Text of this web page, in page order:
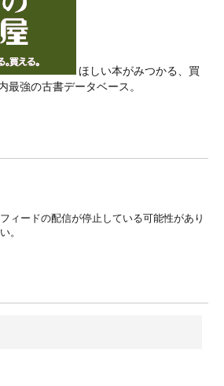
ほしい本がみつかる、買
最強の古書データベース。
ィードの配信が停止している可能性があり
。